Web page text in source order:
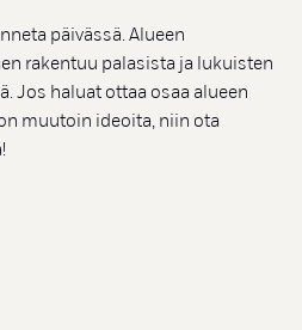
päivässä. Alueen
rakentuu palasista ja lukuisten
Jos haluat ottaa osaa alueen
muutoin ideoita, niin ota